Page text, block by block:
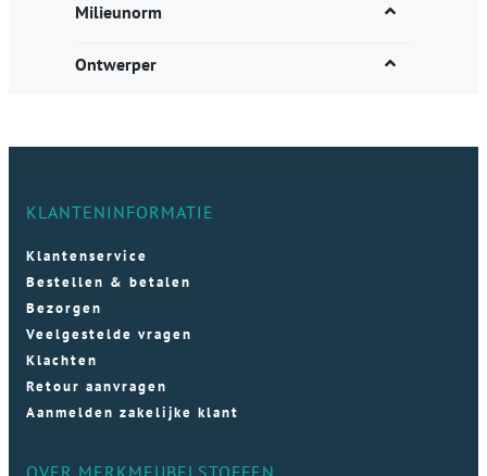
Milieunorm
Ontwerper
KLANTENINFORMATIE
Klantenservice
Bestellen & betalen
Bezorgen
Veelgestelde vragen
Klachten
Retour aanvragen
Aanmelden zakelijke klant
OVER MERKMEUBELSTOFFEN